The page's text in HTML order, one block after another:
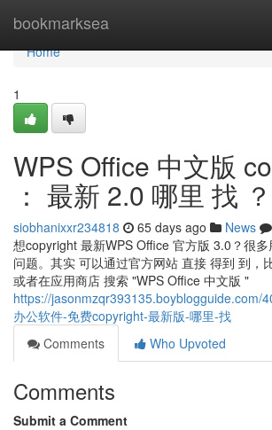
bookmarksea
Home
Home
1
WPS Office 中文版
： 最新 2.0 哪里 找 ？
siobhanixxr234818 65 days ago News
想copyright 最新WPS Office 官方版 3.0？很
问题。其实 可以通过官方网站 直接 得到 到，
或者在应用商店 搜索 "WPS Office 中文版 "
https://jasonmzqr393135.boyblogguide.com/
办公软件-免费copyright-最新版-哪里-找
Comments
Who Upvoted
Comments
Submit a Comment